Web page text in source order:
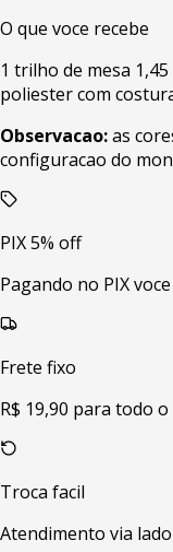
O que voce recebe
1 trilho de mesa
poliester com
Observacao:as
configuracao do
PIX 5% off
Pagando no PIX
Frete fixo
R$ 19,90 para todo
Troca facil
Atendimento via